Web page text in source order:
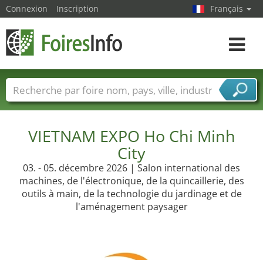
VIETNAM EXPO Ho Chi Minh
City
03. - 05. décembre 2026 | Salon international des
machines, de l'électronique, de la quincaillerie, des
outils à main, de la technologie du jardinage et de
l'aménagement paysager
Connexion Inscription Français
Toggle
Foire noms Pays Villes
Secteurs de foire